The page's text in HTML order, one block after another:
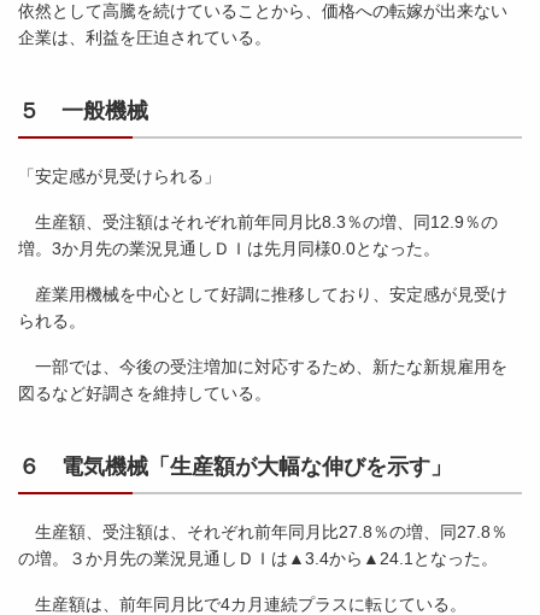
依然として高騰を続けていることから、価格への転嫁が出来ない
企業は、利益を圧迫されている。
５ 一般機械
「安定感が見受けられる」
生産額、受注額はそれぞれ前年同月比8.3％の増、同12.9％の
増。3か月先の業況見通しＤＩは先月同様0.0となった。
産業用機械を中心として好調に推移しており、安定感が見受け
られる。
一部では、今後の受注増加に対応するため、新たな新規雇用を
図るなど好調さを維持している。
６ 電気機械「生産額が大幅な伸びを示す」
生産額、受注額は、それぞれ前年同月比27.8％の増、同27.8％
の増。３か月先の業況見通しＤＩは▲3.4から▲24.1となった。
生産額は、前年同月比で4カ月連続プラスに転じている。